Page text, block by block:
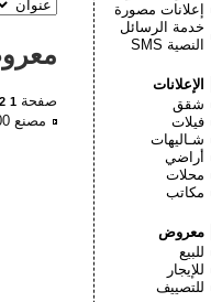
صفحة 1
2
مصنع 400م بمجمع الصناعى
إعلانات مصورة
خدمة الرسائل
النصية SMS
الإعلانات
شقق
فيلات
شـاليهات
أراضي
محلات
مكاتب
معروض
للبيع
للإيجار
للتصييف